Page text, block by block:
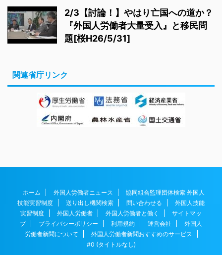
2/3【討論！】やはり亡国への道か？
『外国人労働者大量受入』と移民問
題[桜H26/5/31]
関連省庁リンク
ホーム 外国人労働者ニュース
協同組合監理団体検索 外国人
技能実習制度
送り出し機関検索 問い合わせる
外国人技能
実習制度
外国人労働者 外国人労働者と働く
サイトマッ
プ
プライバシーポリシー 利用規約 運営会社
外国人
労働者新聞について
外国人労働者新聞おすすめのサービス
#0 (タイトルなし)